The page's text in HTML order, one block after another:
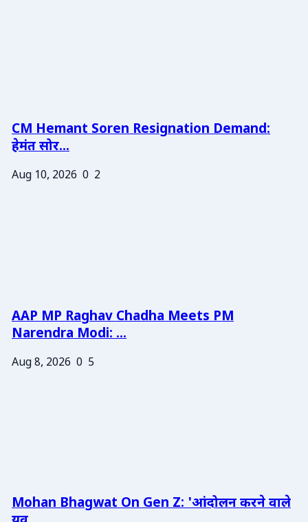
CM Hemant Soren Resignation Demand:
हेमंत सोर...
Aug 10, 2026 0 2
AAP MP Raghav Chadha Meets PM
Narendra Modi: ...
Aug 8, 2026 0 5
Mohan Bhagwat On Gen Z: 'आंदोलन करने वाले